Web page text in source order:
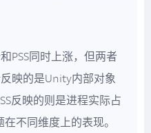
PSS同时上涨，但两者
映的是Unity内部对象
反映的则是进程实际占
不同维度上的表现。